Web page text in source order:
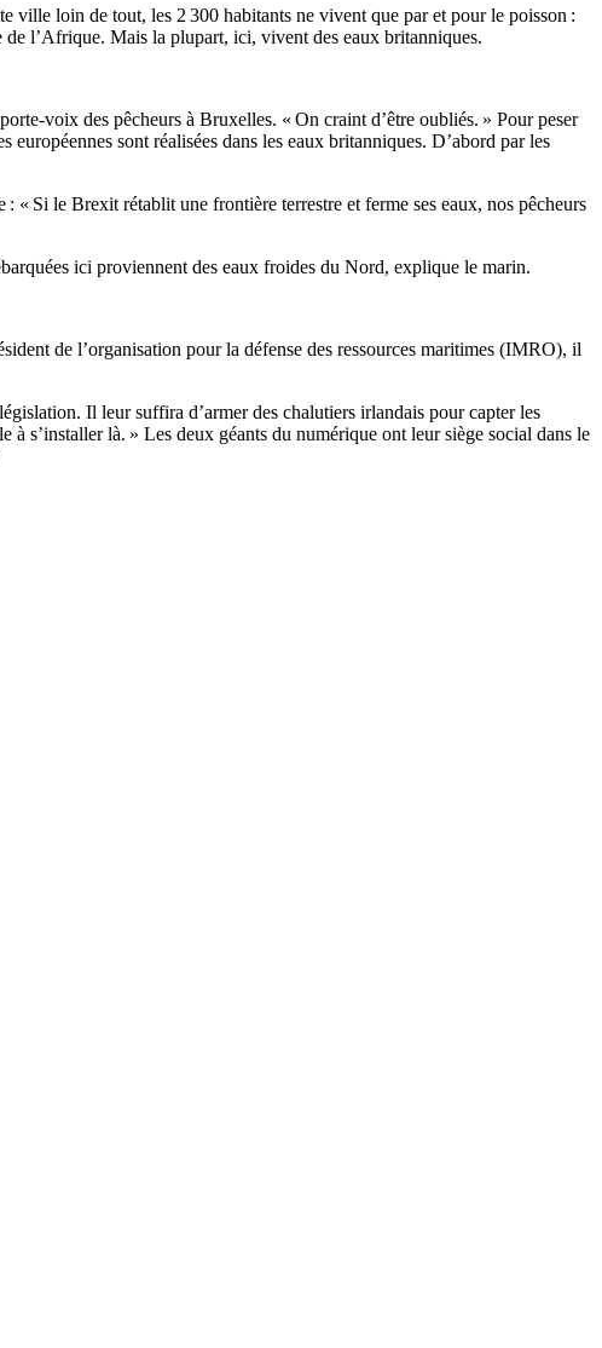
ville loin de tout, les 2 300 habitants ne vivent que par et pour le poisson :
de l’Afrique. Mais la plupart, ici, vivent des eaux britanniques.
voix des pêcheurs à Bruxelles. « On craint d’être oubliés. » Pour peser
européennes sont réalisées dans les eaux britanniques. D’abord par les
« Si le Brexit rétablit une frontière terrestre et ferme ses eaux, nos pêcheurs
ici proviennent des eaux froides du Nord, explique le marin.
de l’organisation pour la défense des ressources maritimes (IMRO), il
Il leur suffira d’armer des chalutiers irlandais pour capter les
s’installer là. » Les deux géants du numérique ont leur siège social dans le